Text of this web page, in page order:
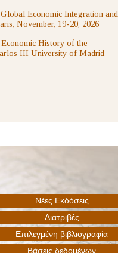
Economic Integration and
November, 19-20, 2026
History of the
III University of Madrid,